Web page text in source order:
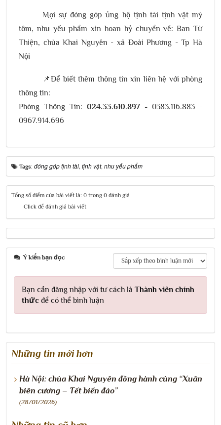
Mọi sự đóng góp ủng hộ tịnh tài tịnh vật mỳ
tôm, nhu yếu phẩm xin hoan hỷ chuyển về: Ban Từ
Thiện, chùa Khai Nguyên - xã Đoài Phương - Tp Hà
Nội
📌Để biết thêm thông tin xin liên hệ với phòng
thông tin:
Phòng Thông Tin: 024.33.610.897 - 0383.116.883 -
0967.914.696
Tags: đóng góp tịnh tài, tịnh vật, nhu yếu phẩm
Tổng số điểm của bài viết là: 0 trong 0 đánh giá
Click để đánh giá bài viết
Ý kiến bạn đọc
Bạn cần đăng nhập với tư cách là Thành viên chính
thức để có thể bình luận
Những tin mới hơn
Hà Nội: chùa Khai Nguyên đồng hành cùng “Xuân
biên cương – Tết biển đảo”
(28/01/2026)